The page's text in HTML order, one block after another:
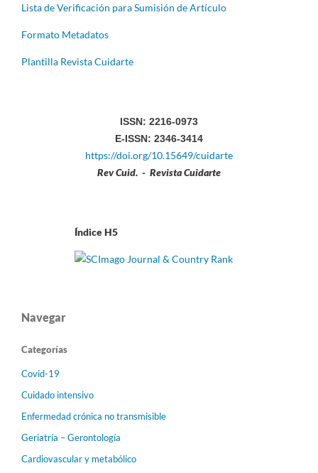
Lista de Verificación para Sumisión de Artículo
Formato Metadatos
Plantilla Revista Cuidarte
ISSN: 2216-0973
E-ISSN: 2346-3414
https://doi.org/10.15649/cuidarte
Rev Cuid. - Revista Cuidarte
Índice H5
Navegar
Categorías
Covid-19
Cuidado intensivo
Enfermedad crónica no transmisible
Geriatría – Gerontología
Cardiovascular y metabólico